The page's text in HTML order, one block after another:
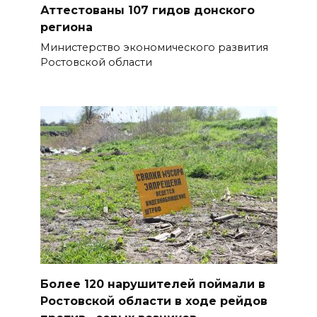
жары проезжую часть
федеральных трасс поливают
07 августа 2026 14:55
женщине с ребенком на
трассе М-4 «Дон»
07 августа 2026 14:33
В Батайске в заброшенном
здании произошло короткое
замыкание
07 августа 2026 14:30
Учиться, чтобы работать
Аттестованы 107 гидов донского
региона
Министерство экономического развития
Ростовской области
Более 120 нарушителей поймали в
Ростовской области в ходе рейдов